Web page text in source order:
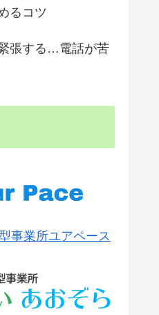
るコツ
張する…電話が苦
事業所ユアペース